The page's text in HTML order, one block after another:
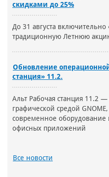
скидками до 25%
До 31 августа включительно
традиционную Летнюю
Обновление
станция» 11.2.
Альт Рабочая станция 11.2
графической средой
современное
офисных приложений
Все новости